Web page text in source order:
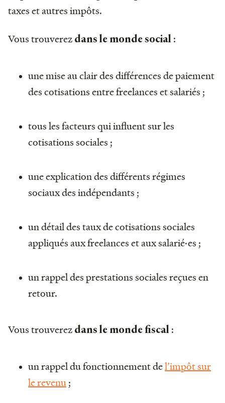
taxes et autres impôts.
Vous trouverez dans le monde social :
une mise au clair des différences de paiement
des cotisations entre freelances et salariés ;
tous les facteurs qui influent sur les
cotisations sociales ;
une explication des différents régimes
sociaux des indépendants ;
un détail des taux de cotisations sociales
appliqués aux freelances et aux salarié·es ;
un rappel des prestations sociales reçues en
retour.
Vous trouverez dans le monde fiscal :
un rappel du fonctionnement del’impôt sur
le revenu;